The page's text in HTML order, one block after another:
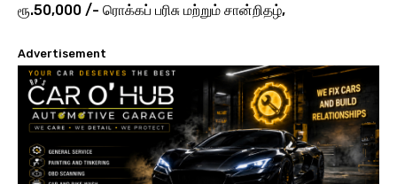
ரூ.50,000 /- ரொக்கப் பரிசு மற்றும் சான்றிதழ்,
Advertisement